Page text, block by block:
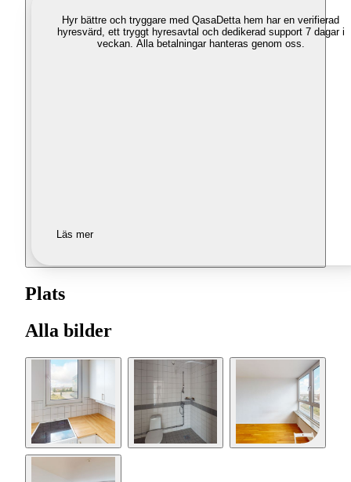
Hyr bättre och tryggare med QasaDetta hem har en verifierad
hyresvärd, ett tryggt hyresavtal och dedikerad support 7 dagar i
veckan. Alla betalningar hanteras genom oss.
Läs mer
Plats
Alla bilder